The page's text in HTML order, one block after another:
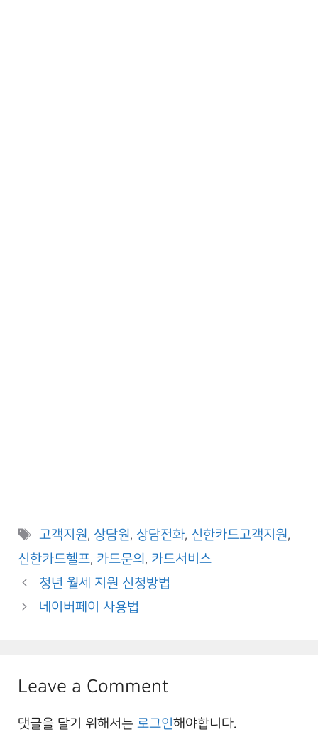
Tags
고객지원, 상담원, 상담전화, 신한카드고객지원,
신한카드헬프, 카드문의 , 카드서비스
청년 월세 지원 신청방법
네이버페이 사용법
Leave a Comment
댓글을 달기 위해서는 로그인해야합니다.